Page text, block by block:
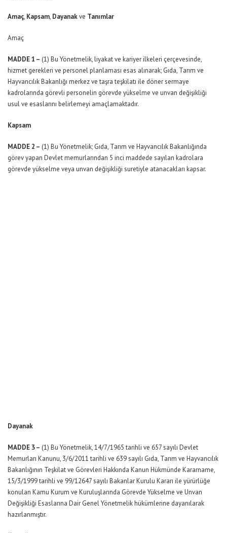
Amaç, Kapsam, Dayanakve Tanımlar
Amaç
MADDE 1 – (1) Bu Yönetmelik, liyakat ve kariyer ilkeleri çerçevesinde,
hizmet gerekleri ve personel planlaması esas alınarak; Gıda, Tarım ve
Hayvancılık Bakanlığı merkez ve taşra teşkilatı ile döner sermaye
kadrolarında görevli personelin görevde yükselme ve unvan değişikliği
usul ve esaslarını belirlemeyi amaçlamaktadır.
Kapsam
MADDE 2 – (1) Bu Yönetmelik; Gıda, Tarım ve Hayvancılık Bakanlığında
görev yapan Devlet memurlarından 5 inci maddede sayılan kadrolara
görevde yükselme veya unvan değişikliği suretiyle atanacakları kapsar.
Dayanak
MADDE 3 – (1) Bu Yönetmelik, 14/7/1965 tarihli ve 657 sayılı Devlet
Memurları Kanunu, 3/6/2011 tarihli ve 639 sayılı Gıda, Tarım ve Hayvancılık
Bakanlığının Teşkilat ve Görevleri Hakkında Kanun Hükmünde Kararname,
15/3/1999 tarihli ve 99/12647 sayılı Bakanlar Kurulu Kararı ile yürürlüğe
konulan Kamu Kurum ve Kuruluşlarında Görevde Yükselme ve Unvan
Değişikliği Esaslarına Dair Genel Yönetmelik hükümlerine dayanılarak
hazırlanmıştır.